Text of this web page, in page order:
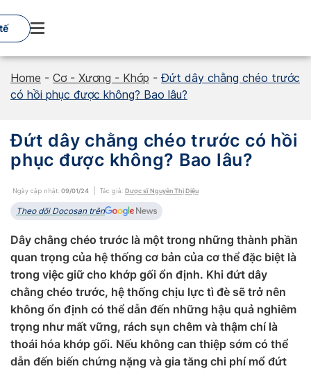
to
content
Home - Cơ - Xương - Khớp - Đứt dây chằng chéo trước
có hồi phục được không? Bao lâu?
Đứt dây chằng chéo trước có hồi
phục được không? Bao lâu?
Ngày cập nhật: 09/01/24 Tác giả: Dược sĩ Nguyễn Thị Diệu
Theo dõi Docosan trên
Dây chằng chéo trước là một trong những thành phần
quan trọng của hệ thống cơ bản của cơ thể đặc biệt là
trong việc giữ cho khớp gối ổn định. Khi đứt dây
chằng chéo trước, hệ thống chịu lực tì đè sẽ trở nên
không ổn định có thể dẫn đến những hậu quả nghiêm
trọng như mất vững, rách sụn chêm và thậm chí là
thoái hóa khớp gối. Nếu không can thiệp sớm có thể
dẫn đến biến chứng nặng và gia tăng chi phí mổ đứt